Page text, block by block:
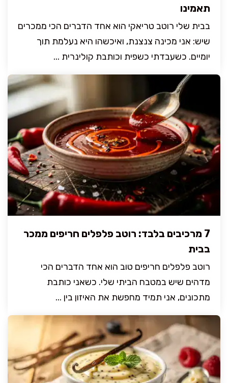
תאמינו
בבית שלי רוטב טריאקי הוא אחד הדברים הכי ממכרים
שיש: אני מכינה צנצנת, ואיכשהו היא נעלמת תוך
יומיים. כשעבדתי כשפית וכותבת קולינרית ...
7 מרכיבים בלבד: רוטב פלפלים חריפים ממכר
בבית
רוטב פלפלים חריפים טוב הוא אחד הדברים הכי
מדהים שיש במטבח הביתי שלי. כשאני כותבת
מתכונים, אני תמיד מחפשת את האיזון בין ...